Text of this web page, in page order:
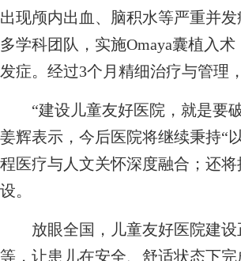
出现颅内出血、脑积水等严重并
多学科团队，实施Omaya囊植入
发症。经过3个月精细治疗与管理
“建设儿童友好医院，就是要
姜辉表示，今后医院将继续秉持“
程医疗与人文关怀深度融合；还
设。
放眼全国，儿童友好医院建设
等，让患儿在安全、舒适状态下